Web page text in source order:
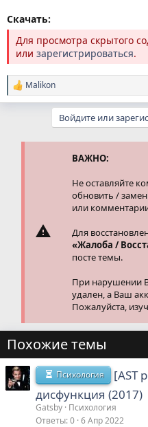
Скачать:
Для просмотра скрытого
или зарегистрироваться.
Р
е
Malikon
Войдите или
ВАЖНО:
Не оставляйте
обновить /
или
Для
«Жалоба /
посте темы.
При нарушении
удален, а Ваш
Пожалуйста,
Похожие темы
Психология
[AST
дисфункция (2017)
Gatsby Психология
Ответы 0 6 Апр 2022